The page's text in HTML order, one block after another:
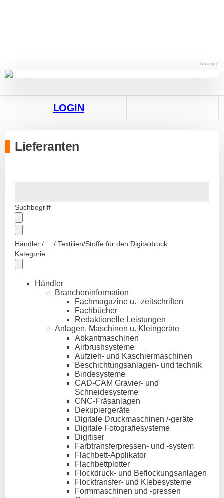
Anzeige
LOGIN
Lieferanten
Suchbegriff
Händler / ... / Textilien/Stoffe für den Digitaldruck
Kategorie
Händler
Brancheninformation
Fachmagazine u. -zeitschriften
Fachbücher
Redaktionelle Leistungen
Anlagen, Maschinen u. Kleingeräte
Abkantmaschinen
Airbrushsysteme
Aufzieh- und Kaschiermaschinen
Beschichtungsanlagen- und technik
Bindesysteme
CAD-CAM Gravier- und
Schneidesysteme
CNC-Fräsanlagen
Dekupiergeräte
Digitale Druckmaschinen /-geräte
Digitale Fotografiesysteme
Digitiser
Farbtransferpressen- und -system
Flachbett-Applikator
Flachbettplotter
Flockdruck- und Beflockungsanlagen
Flocktransfer- und Klebesysteme
Formmaschinen und -pressen